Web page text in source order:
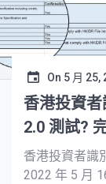
On 5 月 25,
香港投資者
2.0 測試?
香港投資者識
2022 年 5 月